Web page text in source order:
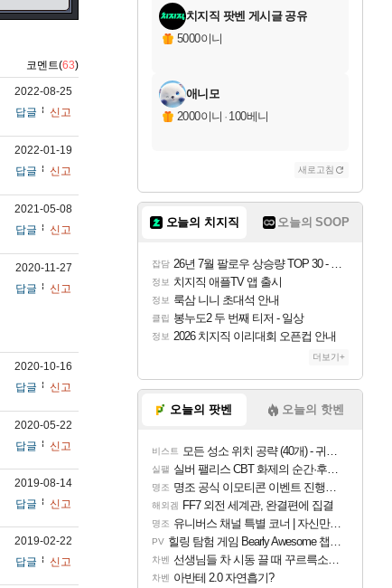
코멘트(63)
2022-08-25
답글
신고
2022-01-19
답글
신고
2021-05-08
답글
신고
2020-11-27
답글
신고
2020-10-16
답글
신고
2020-05-22
답글
신고
2019-08-14
답글
신고
2019-02-22
답글
신고
교환.
당첨되셨습니다.
당첨되셨습니다.
당첨되셨습니다.
당첨되셨습니다.
당첨되셨습니다.
당첨되셨습니다.
에디션 (스팀코드)를 교환.
당첨되셨습니다.
치지직 팟벤 게시글 공유
5000이니
애니모
2000이니 · 100베니
새로고침
오늘의 치지직 오늘의 SOOP
잡담 26년 7월 팔로우 상승량 TOP 30 - 월간 치지직
정보 치지직 애플TV 앱 출시
정보 룩삼 니니 초대석 안내
클립 봉누도2 두 번째 티저 - 일상
정보 2026 치지직 이리대회 오픈컵 안내
더보기+
오늘의 팟벤 오늘의 핫벤
비스트 모든 성소 위치 공략 (40개) - 귀환한 영혼 도전과제
실팰 실버 팰리스 CBT 화제의 순간·후기 모음
명조 명조 공식 이모티콘 이벤트 진행해봤습니다! 참여부터 추첨까지????
해외겜 FF7 외전 세계관, 완결편에 집결
명조 유니버스 채널 특별 코너 | 자신만의 스타일
PV 힐링 탐험 게임 Bearly Awesome 챕터 1 트레일러
차벤 선생님들 차 시동 끌 때 꾸르륵소리나는데
차벤 아반테 2.0 자연흡기?